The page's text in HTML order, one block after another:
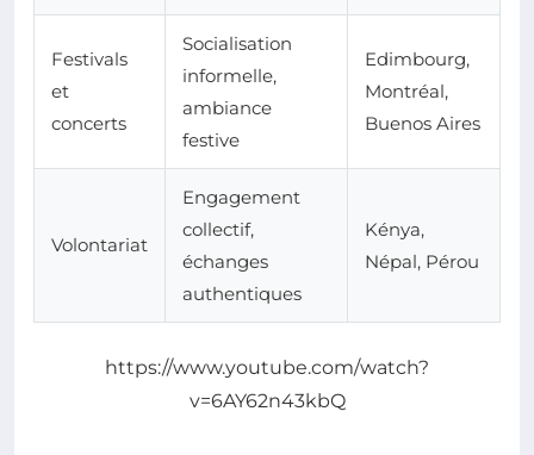
Festivals
et
concerts
Socialisation
informelle,
ambiance
festive
Edimbourg,
Montréal,
Buenos Aires
Volontariat
Engagement
collectif,
échanges
authentiques
Kénya,
Népal, Pérou
https://www.youtube.com/watch?
v=6AY62n43kbQ